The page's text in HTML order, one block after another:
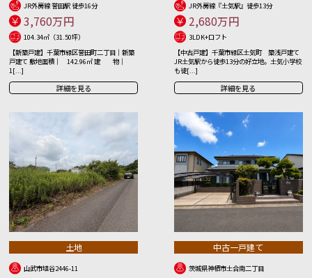
JR外房線 誉田駅 徒歩16分
3,760万円
104.34㎡（31.50坪）
【新築戸建】千葉市緑区誉田町二丁目｜新築
戸建て 敷地面積｜ 142.96㎡ 建 物｜
1[...]
詳細を見る
JR外房線『土気駅』徒歩13分
2,680万円
3LDK+ロフト
【中古戸建】千葉市緑区土気町 築浅戸建て
JR土気駅から徒歩13分の好立地。土気小学校
も徒[...]
詳細を見る
土地
山武市埴谷2446-11
中古一戸建て
茨城県神栖市土合南二丁目